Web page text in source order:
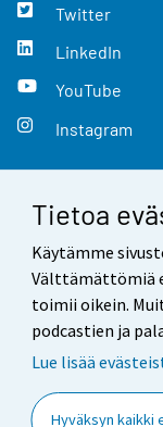
Tietoa
Käytämme
Välttämättömiä
toimii oikein.
podcastien ja
Lue lisää
Hyväksyn kaikki
Twitter
LinkedIn
YouTube
Instagram
Yhteystiedot
Palaute
Käyttöehdot
Saavutettavuus